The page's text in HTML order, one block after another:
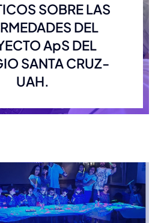
SOBRE LAS
DEL
ApS DEL
SANTA CRUZ-
UAH.